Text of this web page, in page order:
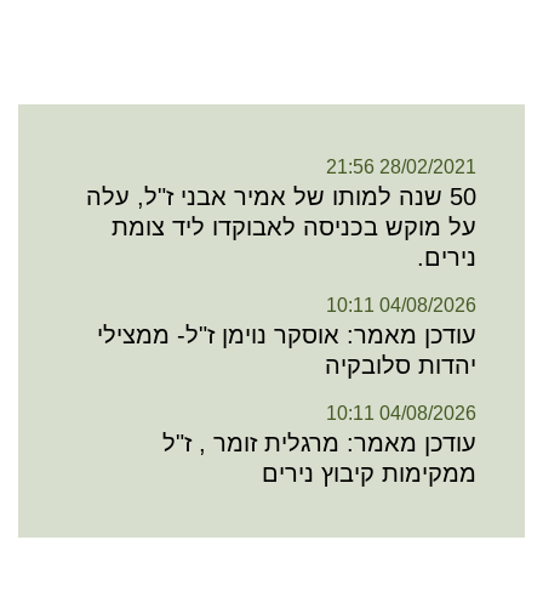
28/02/2021 21:56
50 שנה למותו של אמיר אבני ז"ל, עלה
על מוקש בכניסה לאבוקדו ליד צומת
נירים.
04/08/2026 10:11
עודכן מאמר: אוסקר נוימן ז"ל- ממצילי
יהדות סלובקיה
04/08/2026 10:11
עודכן מאמר: מרגלית זומר , ז"ל
ממקימות קיבוץ נירים